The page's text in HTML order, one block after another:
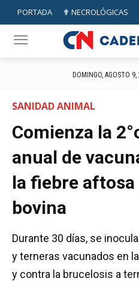
PORTADA ✟ NECROLÓGICAS
DOMINGO, AGOSTO
SANIDAD ANIMAL
Comienza la
anual de
la fiebre
bovina
Durante 30 días, se
y terneras vacunados en
y contra la brucelosis a